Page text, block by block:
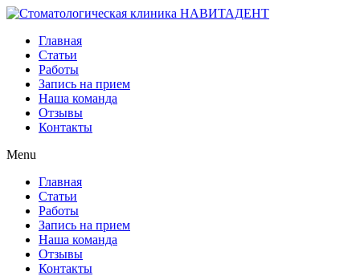
Главная
Статьи
Работы
Запись на прием
Наша команда
Отзывы
Контакты
Menu
Главная
Статьи
Работы
Запись на прием
Наша команда
Отзывы
Контакты